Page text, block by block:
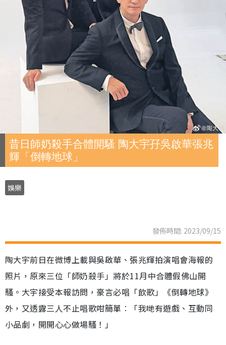
昔日師奶殺手合體開騷 陶大宇孖吳啟華張兆
輝「倒轉地球」
娛樂
發佈時間: 2023/09/15
陶大宇前日在微博上載與吳啟華、張兆輝拍演唱會海報的
照片，原來三位「師奶殺手」將於11月中合體假佛山開
騷。大宇接受本報訪問，豪言必唱「飲歌」《倒轉地球》
外，又透露三人不止唱歌咁簡單︰「我哋有遊戲、互動同
小品劇，開開心心做場騷！」